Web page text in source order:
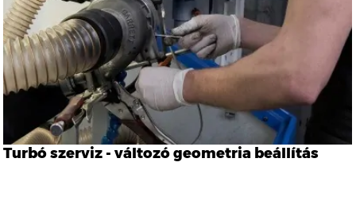
Turbó szerviz - változó geometria beállítás